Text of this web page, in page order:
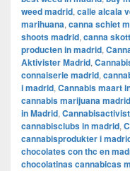
weed madrid, calle alcala
marihuana, canna schiet
shoots madrid, canna
producten in madrid,
Aktivister Madrid,
connaiserie madrid,
i madrid, Cannabis maart
cannabis marijuana madrid
in Madrid,
cannabisclubs in madrid,
cannabisprodukter i
chocolates con thc en
chocolatinas cannabicas